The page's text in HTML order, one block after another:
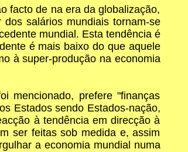
facto de na era da globalização,
salários mundiais tornam-se
mundial. Esta tendência é
é mais baixo do que aquele
à super-produção na economia
mencionado, prefere "finanças
Estados sendo Estados-nação,
à tendência em direcção à
ser feitas sob medida e, assim
a economia mundial numa